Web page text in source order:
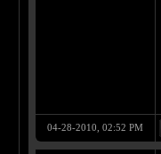
04-28-2010, 02:52 PM